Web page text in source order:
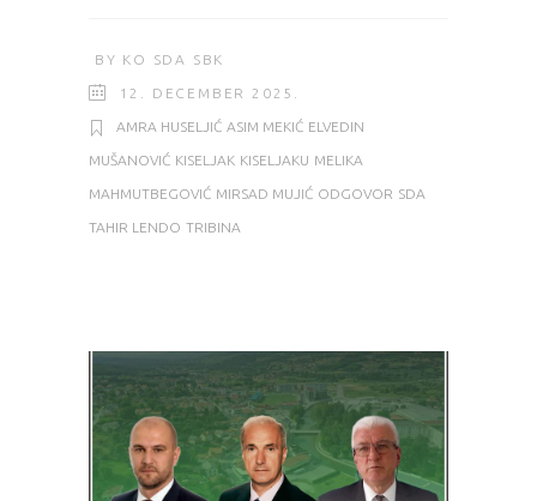
BY KO SDA SBK
12. DECEMBER 2025.
AMRA HUSELJIĆ ASIM MEKIĆ ELVEDIN
MUŠANOVIĆ KISELJAK KISELJAKU MELIKA
MAHMUTBEGOVIĆ MIRSAD MUJIĆ ODGOVOR SDA
TAHIR LENDO TRIBINA